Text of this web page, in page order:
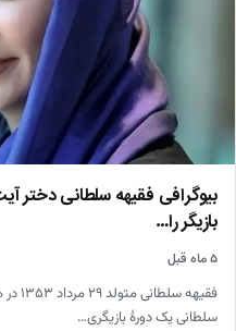
بیوگرافی فقیهه سلطانی دختر
بازیگر را…
۵ ماه قبل
سلطانی یک دورهٔ بازیگری…